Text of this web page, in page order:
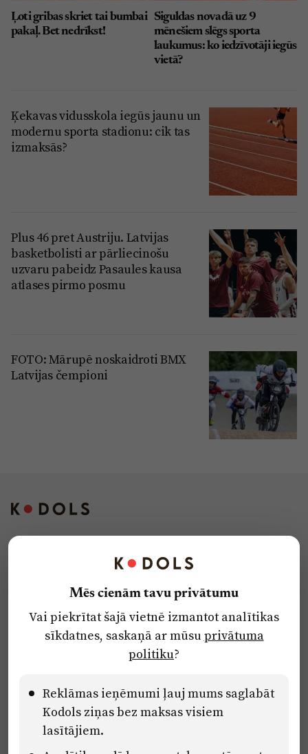
Ļoti gribas skriet tai bumbai
pakaļ. Bet nedrīkst!
Siguldas novadā uz 9
mēnešiem slēgs sporta
laukumus: ko iedzīvotāji iegūs
vietā?
Ķekavas vidusskola iegūs jaunu un
modernu sporta stadionu: cik tas
izmaksās?
Plus 46 pret Austriju. Latvijas
basketbolisti ar pārliecinošu
uzvaru pabeidz Pasaules kausa
atlases pirmo posmu
FOTO: Mārupē noskaidroti BMX
Latvijas čempioni
Privātuma politika
Ētikas kodekss
Pārredzamības paziņojumi
Eiropas Savienības Atveseļošanas un noturības mehānisma plāna
Mēs cienām tavu privātumu
Vai piekrītat šajā vietnē izmantot analītikas
sīkdatnes, saskaņā ar mūsuprivātuma
politiku?
Reklāmas ieņēmumi ļauj mums saglabāt
Kodols ziņas bez maksas visiem
lasītājiem.